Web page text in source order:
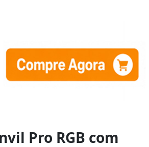
Pro RGB com